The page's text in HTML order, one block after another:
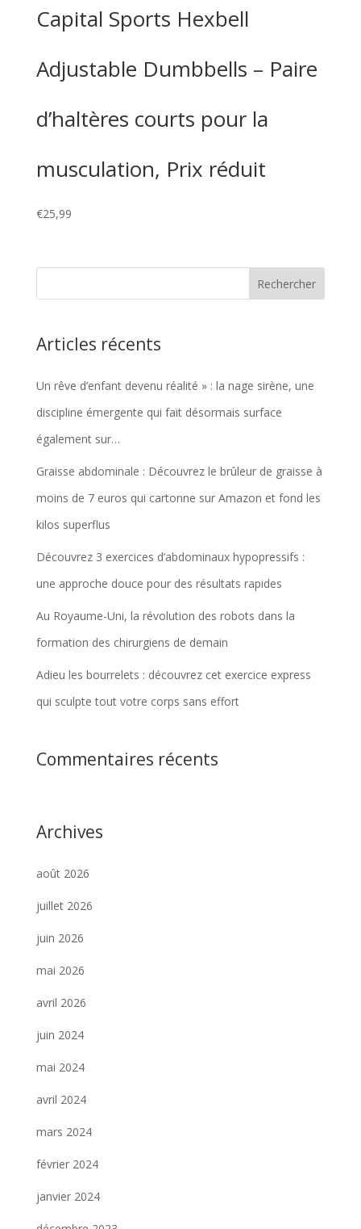
Capital Sports Hexbell
Adjustable Dumbbells – Paire
d’haltères courts pour la
musculation, Prix réduit
€25,99
Articles récents
Un rêve d’enfant devenu réalité » : la nage sirène, une
discipline émergente qui fait désormais surface
également sur…
Graisse abdominale : Découvrez le brûleur de graisse à
moins de 7 euros qui cartonne sur Amazon et fond les
kilos superflus
Découvrez 3 exercices d’abdominaux hypopressifs :
une approche douce pour des résultats rapides
Au Royaume-Uni, la révolution des robots dans la
formation des chirurgiens de demain
Adieu les bourrelets : découvrez cet exercice express
qui sculpte tout votre corps sans effort
Commentaires récents
Archives
août 2026
juillet 2026
juin 2026
mai 2026
avril 2026
juin 2024
mai 2024
avril 2024
mars 2024
février 2024
janvier 2024